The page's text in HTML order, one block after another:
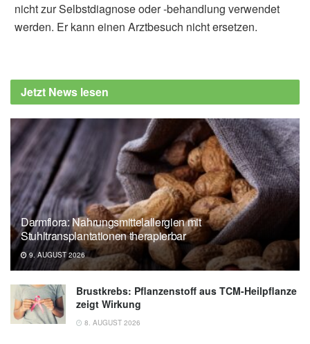
Lebensmittelsicherheit:
Lebensmittelwarnung: Weichkäse Kleiner
nicht zur Selbstdiagnose oder -behandlung verwendet
werden. Er kann einen Arztbesuch nicht ersetzen.
Jetzt News lesen
Darmflora: Nahrungsmittelallergien mit
Stuhltransplantationen therapierbar
9. AUGUST 2026
Brustkrebs: Pflanzenstoff aus TCM-Heilpflanze
zeigt Wirkung
8. AUGUST 2026